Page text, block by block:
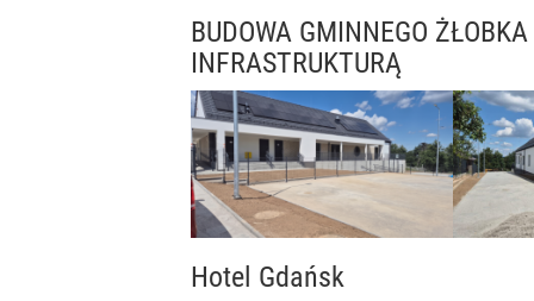
BUDOWA GMINNEGO
INFRASTRUKTURĄ
Hotel Gdańsk